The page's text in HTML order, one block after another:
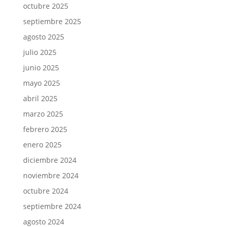
octubre 2025
septiembre 2025
agosto 2025
julio 2025
junio 2025
mayo 2025
abril 2025
marzo 2025
febrero 2025
enero 2025
diciembre 2024
noviembre 2024
octubre 2024
septiembre 2024
agosto 2024